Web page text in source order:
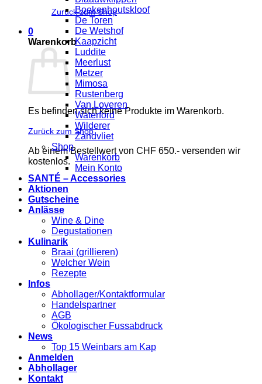
Zurück zum Shop
0
Warenkorb
Es befinden sich keine Produkte im Warenkorb.
Zurück zum Shop
Ab einem Bestellwert von CHF 650.- versenden wir
kostenlos.
Boekenhoutskloof
De Toren
De Wetshof
Kaapzicht
Luddite
Meerlust
Metzer
Mimosa
Rustenberg
Van Loveren
Waterford
Wilderer
Zandvliet
Shop
Warenkorb
Mein Konto
SANTÉ – Accessories
Aktionen
Gutscheine
Anlässe
Wine & Dine
Degustationen
Kulinarik
Braai (grillieren)
Welcher Wein
Rezepte
Infos
Abhollager/Kontaktformular
Handelspartner
AGB
Ökologischer Fussabdruck
News
Top 15 Weinbars am Kap
Anmelden
Abhollager
Kontakt